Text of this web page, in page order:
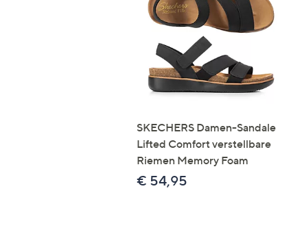
SKECHERS Damen-Sandale
Lifted Comfort verstellbare
Riemen Memory Foam
€ 54,95